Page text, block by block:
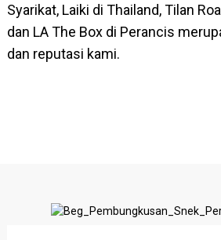
Syarikat, Laiki di Thailand, Tilan
dan LA The Box di Perancis
dan reputasi kami.